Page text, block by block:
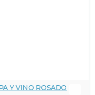
Y VINO ROSADO